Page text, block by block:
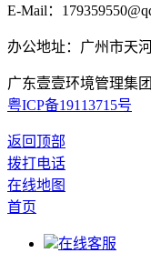
E-Mail：
办公地址：广州市天
广东壹壹环境管理集
粤ICP备19113715号
返回顶部
拨打电话
在线地图
首页
在线客服